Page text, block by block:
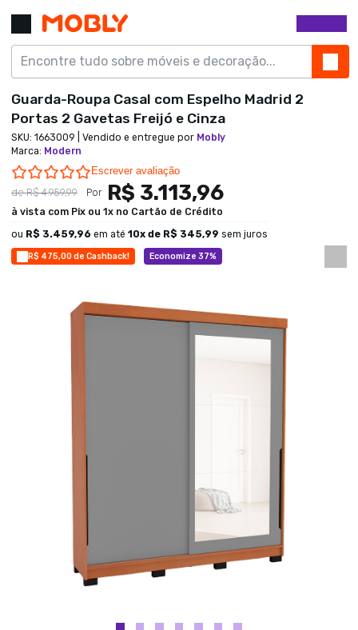
R$ 475,00 de Cashback! Economize 37%
Guarda-Roupa Casal com Espelho Madrid 2
Portas 2 Gavetas Freijó e Cinza
SKU: 1663009 | Vendido e entregue por Mobly
Marca: Modern
0.0 star rating
Escrever avaliação
deR$ 4.959,99 Por R$ 3.113,96
à vista com Pix ou 1x no Cartão de Crédito
ou R$ 3.459,96 em até 10x de R$ 345,99 sem juros